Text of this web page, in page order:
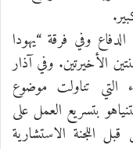
وفي فرقة “يهودا
الأخيرتين. وفي آذار
التي تناولت موضوع
بتسريع العمل على
اللجنة الاستشارية